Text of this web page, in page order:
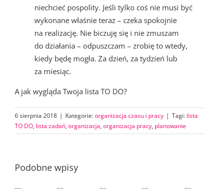
niechcieć pospolity. Jeśli tylko coś nie musi być
wykonane właśnie teraz – czeka spokojnie
na realizację. Nie biczuję się i nie zmuszam
do działania – odpuszczam – zrobię to wtedy,
kiedy będę mogła. Za dzień, za tydzień lub
za miesiąc.
A jak wygląda Twoja lista TO DO?
6 sierpnia 2018 | Kategorie:organizacja czasu i pracy | Tagi: lista
TO DO, lista zadań, organizacja, organizacja pracy, planowanie
Podobne wpisy